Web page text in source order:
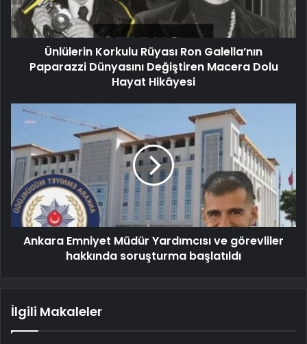
Ünlülerin Korkulu Rüyası Ron Galella’nın
Paparazzi Dünyasını Değiştiren Macera Dolu
Hayat Hikâyesi
Ankara Emniyet Müdür Yardımcısı ve görevliler
hakkında soruşturma başlatıldı
İlgili Makaleler